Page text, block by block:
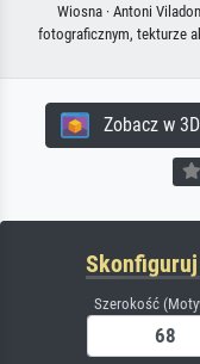
Wiosna · Antoni
fotograficznym, tekturze
Zobacz w
Szerokość